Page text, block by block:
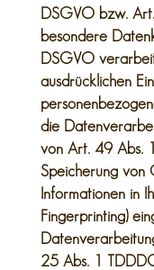
DSGVO bzw.
besondere
DSGVO
ausdrücklichen
die
von Art. 49 Abs.
Speicherung von
Informationen in
Fingerprinting)
25 Abs. 1